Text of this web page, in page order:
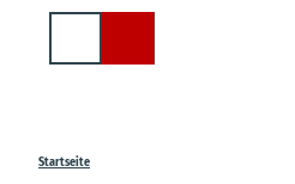
Startseite